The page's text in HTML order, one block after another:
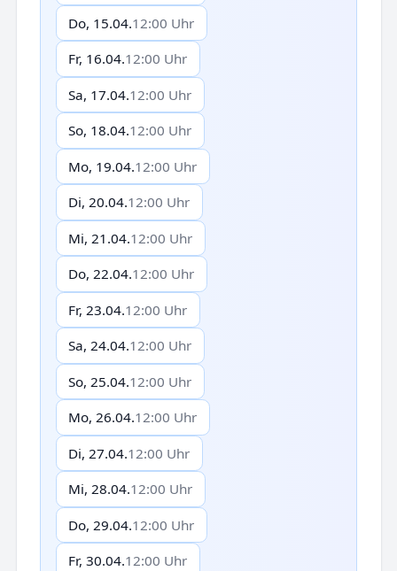
Do, 15.04.12:00 Uhr
Fr, 16.04.12:00 Uhr
Sa, 17.04.12:00 Uhr
So, 18.04.12:00 Uhr
Mo, 19.04.12:00 Uhr
Di, 20.04.12:00 Uhr
Mi, 21.04.12:00 Uhr
Do, 22.04.12:00 Uhr
Fr, 23.04.12:00 Uhr
Sa, 24.04.12:00 Uhr
So, 25.04.12:00 Uhr
Mo, 26.04.12:00 Uhr
Di, 27.04.12:00 Uhr
Mi, 28.04.12:00 Uhr
Do, 29.04.12:00 Uhr
Fr, 30.04.12:00 Uhr